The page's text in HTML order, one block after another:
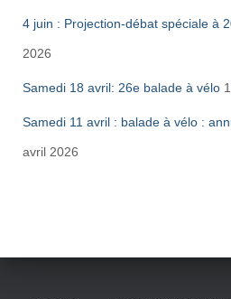
4 juin : Projection-débat spéciale à
2026
Samedi 18 avril: 26e balade à vélo
Samedi 11 avril : balade à vélo :
avril 2026